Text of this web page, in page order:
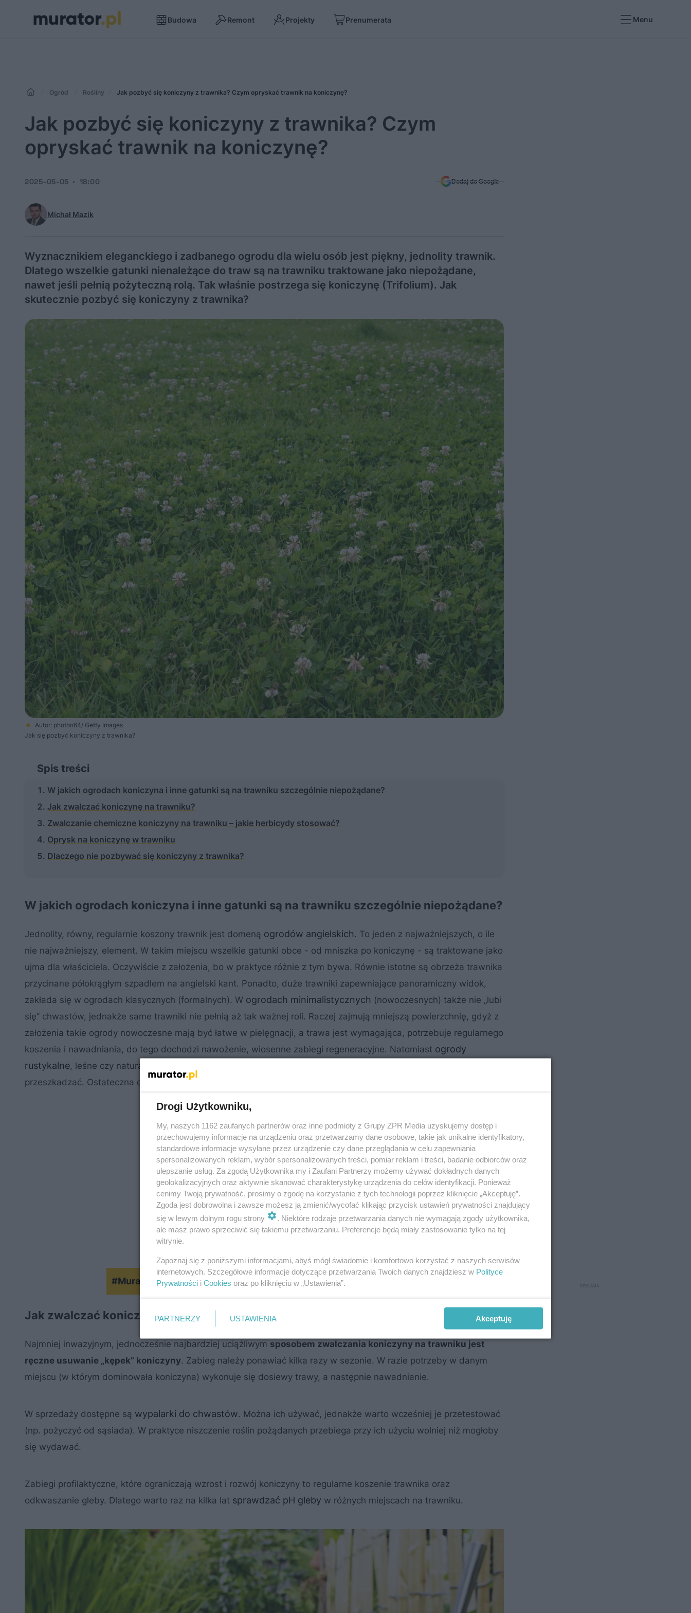
Budowa Remont Projekty Prenumerata Menu
Ogród Rośliny Jak pozbyć się koniczyny z trawnika? Czym opryskać trawnik na koniczynę?
Jak pozbyć się koniczyny z trawnika? Czym
opryskać trawnik na koniczynę?
Michał Mazik
2025-05-05 18:00 Dodaj do Google
Wyznacznikiem eleganckiego i zadbanego ogrodu dla wielu osób jest piękny, jednolity trawnik.
Dlatego wszelkie gatunki nienależące do traw są na trawniku traktowane jako niepożądane,
nawet jeśli pełnią pożyteczną rolą. Tak właśnie postrzega się koniczynę (Trifolium). Jak
skutecznie pozbyć się koniczyny z trawnika?
Autor: photon64/ Getty Images
Jak się pozbyć koniczyny z trawnika?
Spis treści
W jakich ogrodach koniczyna i inne gatunki są na trawniku szczególnie niepożądane?
Jak zwalczać koniczynę na trawniku?
Zwalczanie chemiczne koniczyny na trawniku – jakie herbicydy stosować?
Oprysk na koniczynę w trawniku
Dlaczego nie pozbywać się koniczyny z trawnika?
W jakich ogrodach koniczyna i inne gatunki są na trawniku szczególnie niepożądane?
Jednolity, równy, regularnie koszony trawnik jest domeną ogrodów angielskich. To jeden z najważniejszych, o ile
nie najważniejszy, element. W takim miejscu wszelkie gatunki obce - od mniszka po koniczynę - są traktowane jako
ujma dla właściciela. Oczywiście z założenia, bo w praktyce różnie z tym bywa. Równie istotne są obrzeża trawnika
przycinane półokrągłym szpadlem na angielski kant. Ponadto, duże trawniki zapewniające panoramiczny widok,
zakłada się w ogrodach klasycznych (formalnych). W ogrodach minimalistycznych (nowoczesnych) także nie „lubi
się” chwastów, jednakże same trawniki nie pełnią aż tak ważnej roli. Raczej zajmują mniejszą powierzchnię, gdyż z
założenia takie ogrody nowoczesne mają być łatwe w pielęgnacji, a trawa jest wymagająca, potrzebuje regularnego
koszenia i nawadniania, do tego dochodzi nawożenie, wiosenne zabiegi regeneracyjne. Natomiast ogrody
rustykalne, leśne czy naturalistyczne nie są aż tak restrykcyjne. Koniczyna niekoniecznie musi w nich
przeszkadzać. Ostateczna decyzja należy jednak do właściciela ogrodu.
#MuratorOgroduje: Trawnik po zimie
Jak zwalczać koniczynę na trawniku?
Najmniej inwazyjnym, jednocześnie najbardziej uciążliwym sposobem zwalczania koniczyny na trawniku jest
ręczne usuwanie „kępek” koniczyny. Zabieg należy ponawiać kilka razy w sezonie. W razie potrzeby w danym
miejscu (w którym dominowała koniczyna) wykonuje się dosiewy trawy, a następnie nawadnianie.
W sprzedaży dostępne są wypalarki do chwastów. Można ich używać, jednakże warto wcześniej je przetestować
(np. pożyczyć od sąsiada). W praktyce niszczenie roślin pożądanych przebiega przy ich użyciu wolniej niż mogłoby
się wydawać.
Zabiegi profilaktyczne, które ograniczają wzrost i rozwój koniczyny to regularne koszenie trawnika oraz
odkwaszanie gleby. Dlatego warto raz na kilka lat sprawdzać pH gleby w różnych miejscach na trawniku.
Drogi Użytkowniku,
My, naszych 1162 zaufanych partnerów oraz inne podmioty z Grupy ZPR Media uzyskujemy dostęp i
przechowujemy informacje na urządzeniu oraz przetwarzamy dane osobowe, takie jak unikalne identyfikatory,
standardowe informacje wysyłane przez urządzenie czy dane przeglądania w celu zapewniania
spersonalizowanych reklam, wybór spersonalizowanych treści, pomiar reklam i treści, badanie odbiorców oraz
ulepszanie usług. Za zgodą Użytkownika my i Zaufani Partnerzy możemy używać dokładnych danych
geolokalizacyjnych oraz aktywnie skanować charakterystykę urządzenia do celów identyfikacji. Ponieważ
cenimy Twoją prywatność, prosimy o zgodę na korzystanie z tych technologii poprzez kliknięcie „Akceptuję”.
Zgoda jest dobrowolna i zawsze możesz ją zmienić/wycofać klikając przycisk ustawień prywatności znajdujący
się w lewym dolnym rogu strony
. Niektóre rodzaje przetwarzania danych nie wymagają zgody użytkownika,
ale masz prawo sprzeciwić się takiemu przetwarzaniu. Preferencje będą miały zastosowanie tylko na tej
witrynie.
Zapoznaj się z poniższymi informacjami, abyś mógł świadomie i komfortowo korzystać z naszych serwisów
internetowych. Szczegółowe informacje dotyczące przetwarzania Twoich danych znajdziesz w Polityce
Prywatności i Cookies oraz po kliknięciu w „Ustawienia”.
PARTNERZY USTAWIENIA Akceptuję